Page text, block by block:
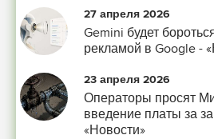
27 апреля 2026
Gemini будет
рекламой в Google -
23 апреля 2026
Операторы просят
введение платы за
«Новости»